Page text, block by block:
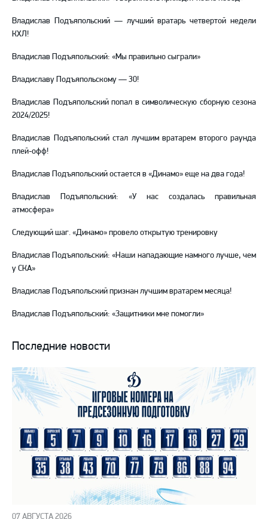
Владислав Подъяпольский — лучший вратарь четвертой недели
КХЛ!
Владислав Подъяпольский: «Мы правильно сыграли»
Владиславу Подъяпольскому — 30!
Владислав Подъяпольский попал в символическую сборную сезона
2024/2025!
Владислав Подъяпольский стал лучшим вратарем второго раунда
плей-офф!
Владислав Подъяпольский остается в «Динамо» еще на два года!
Владислав Подъяпольский: «У нас создалась правильная
атмосфера»
Следующий шаг. «Динамо» провело открытую тренировку
Владислав Подъяпольский: «Наши нападающие намного лучше, чем
у СКА»
Владислав Подъяпольский признан лучшим вратарем месяца!
Владислав Подъяпольский: «Защитники мне помогли»
Последние новости
07 АВГУСТА 2026